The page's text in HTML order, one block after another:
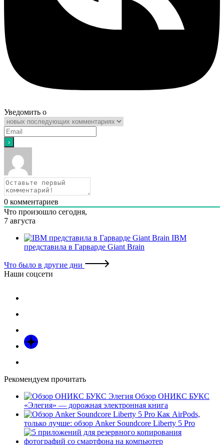
Уведомить о
0 комментариев
Что произошло сегодня,
7 августа
IBM
представила в Гарварде Giant Brain
Что было в другие дни
Наши соцсети
Рекомендуем прочитать
Обзор ОНИКС БУКС
«Элегия» — дорожная электронная книга
Как AirPods,
только лучше: обзор Anker Soundcore Liberty 5 Pro